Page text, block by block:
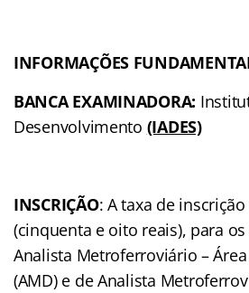
INFORMAÇÕES
BANCA EXAMINADORA:
Desenvolvimento (IADES)
INSCRIÇÃO: A taxa de
(cinquenta e oito reais), para
Analista Metroferroviário –
(AMD) e de Analista